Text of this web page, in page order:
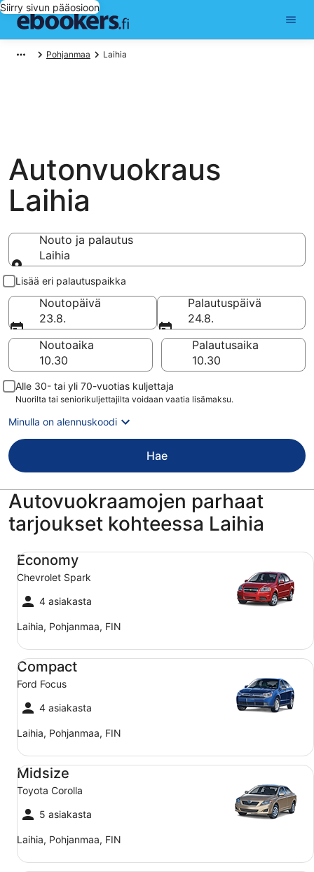
Siirry sivun pääosioon
Pohjanmaa Laihia
Autonvuokraus
Laihia
Nouto ja palautus
Laihia
Nouto ja palautus
Lisää eri palautuspaikka
Noutopäivä
23.8.
Palautuspäivä
24.8.
Noutoaika
Palautusaika
Alle 30- tai yli 70-vuotias kuljettaja
Nuorilta tai seniorikuljettajilta voidaan vaatia lisämaksu.
Minulla on alennuskoodi
Hae
Autovuokraamojen parhaat
tarjoukset kohteessa Laihia
Economy
Chevrolet Spark
4 asiakasta
Laihia, Pohjanmaa, FIN
Economy Chevrolet Spark
Compact
Ford Focus
4 asiakasta
Laihia, Pohjanmaa, FIN
Compact Ford Focus
Midsize
Toyota Corolla
5 asiakasta
Laihia, Pohjanmaa, FIN
Midsize Toyota Corolla
Katumaasturi Jeep Compass